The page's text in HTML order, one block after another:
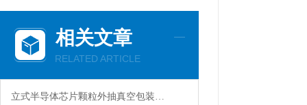
相关文章
RELATED ARTICLE
立式半导体芯片颗粒外抽真空包装机厂家